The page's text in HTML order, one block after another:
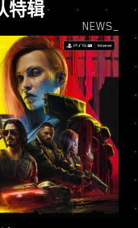
特辑
NEWS_